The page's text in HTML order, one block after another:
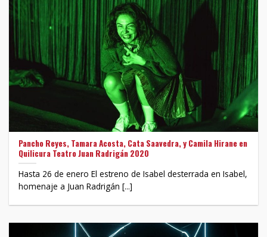
Pancho Reyes, Tamara Acosta, Cata Saavedra, y Camila Hirane en
Quilicura Teatro Juan Radrigán 2020
Hasta 26 de enero El estreno de Isabel desterrada en Isabel,
homenaje a Juan Radrigán [...]